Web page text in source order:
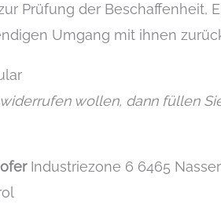
Prüfung der Beschaffenheit,
Umgang mit ihnen
wollen, dann füllen
Industriezone 6 6465